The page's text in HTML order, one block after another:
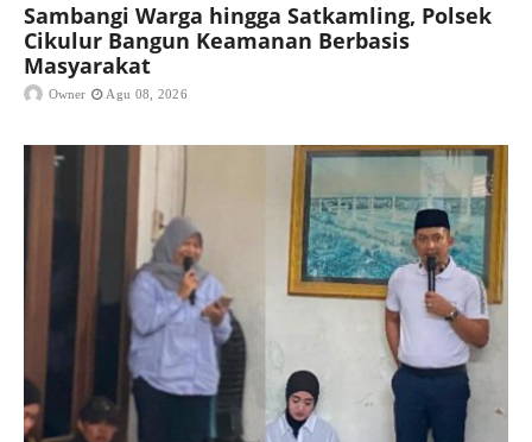
Sambangi Warga hingga Satkamling, Polsek
Cikulur Bangun Keamanan Berbasis
Masyarakat
Owner Agu 08, 2026